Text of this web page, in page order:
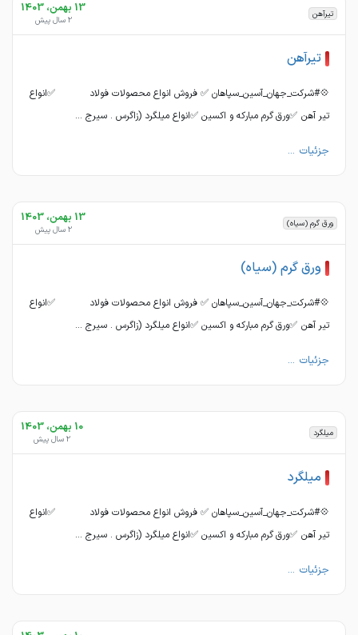
تیرآهن 13 بهمن، 1403
2 سال پیش
تیرآهن
💠#شرکت_جهان_آسین_سپاهان ✅ فروش انواع محصولات فولاد ✅انواع
تیر آهن ✅ورق گرم مبارکه و اکسین ✅انواع میلگرد (زاگرس . سیرج ...
جزئیات ...
ورق گرم (سیاه) 13 بهمن، 1403
2 سال پیش
ورق گرم (سیاه)
💠#شرکت_جهان_آسین_سپاهان ✅ فروش انواع محصولات فولاد ✅انواع
تیر آهن ✅ورق گرم مبارکه و اکسین ✅انواع میلگرد (زاگرس . سیرج ...
جزئیات ...
میلگرد 10 بهمن، 1403
2 سال پیش
میلگرد
💠#شرکت_جهان_آسین_سپاهان ✅ فروش انواع محصولات فولاد ✅انواع
تیر آهن ✅ورق گرم مبارکه و اکسین ✅انواع میلگرد (زاگرس . سیرج ...
جزئیات ...